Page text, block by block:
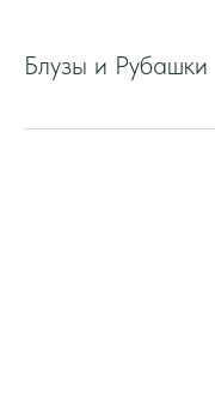
Блузы и Рубашки